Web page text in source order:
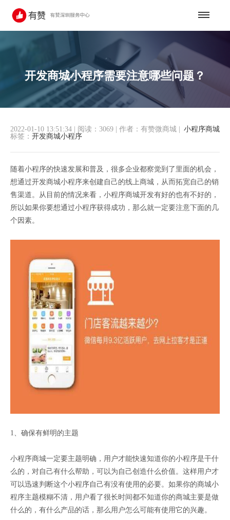
开发商城小程序需要注意哪些问题？
小程序商城
2022-01-10 13:51:34 阅读：3069 作者：有赞微商城
标签： 开发商城小程序
随着小程序的快速发展和普及，很多企业都察觉到了里面的机会，
想通过开发商城小程序来创建自己的线上商城，从而拓宽自己的销
售渠道。从目前的情况来看，小程序商城开发有好的也有不好的，
所以如果你要想通过小程序获得成功，那么就一定要注意下面的几
个因素。
1、确保有鲜明的主题
小程序商城一定要主题明确，用户才能快速知道你的小程序是干什
么的，对自己有什么帮助，可以为自己创造什么价值。这样用户才
可以迅速判断这个小程序自己有没有使用的必要。如果你的商城小
程序主题模糊不清，用户看了很长时间都不知道你的商城主要是做
什么的，有什么产品的话，那么用户怎么可能有使用它的兴趣。